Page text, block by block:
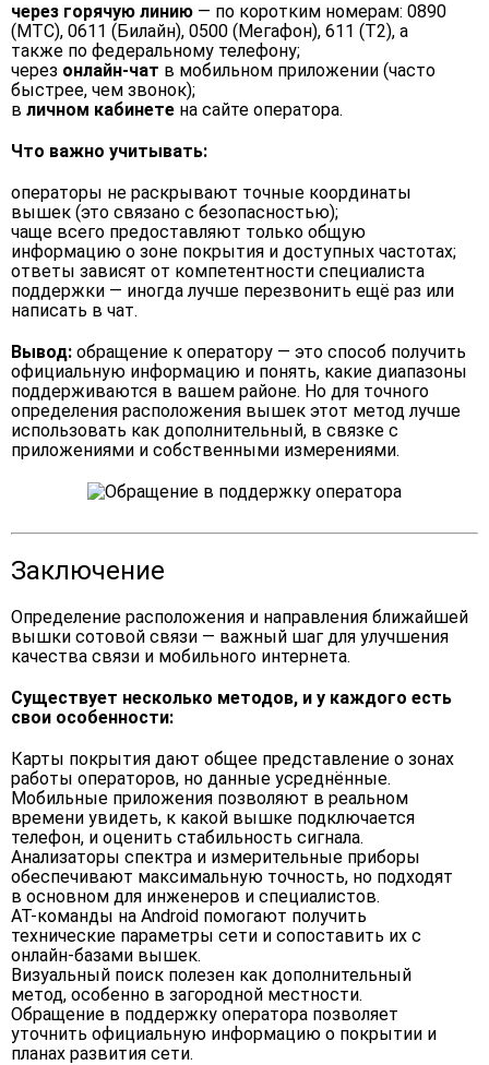
через горячую линию — по коротким номерам: 0890
(МТС), 0611 (Билайн), 0500 (Мегафон), 611 (Т2), а
также по федеральному телефону;
через онлайн-чат в мобильном приложении (часто
быстрее, чем звонок);
в личном кабинете на сайте оператора.
Что важно учитывать:
операторы не раскрывают точные координаты
вышек (это связано с безопасностью);
чаще всего предоставляют только общую
информацию о зоне покрытия и доступных частотах;
ответы зависят от компетентности специалиста
поддержки — иногда лучше перезвонить ещё раз или
написать в чат.
Вывод: обращение к оператору — это способ получить
официальную информацию и понять, какие диапазоны
поддерживаются в вашем районе. Но для точного
определения расположения вышек этот метод лучше
использовать как дополнительный, в связке с
приложениями и собственными измерениями.
Заключение
Определение расположения и направления ближайшей
вышки сотовой связи — важный шаг для улучшения
качества связи и мобильного интернета.
Существует несколько методов, и у каждого есть
свои особенности:
Карты покрытия дают общее представление о зонах
работы операторов, но данные усреднённые.
Мобильные приложения позволяют в реальном
времени увидеть, к какой вышке подключается
телефон, и оценить стабильность сигнала.
Анализаторы спектра и измерительные приборы
обеспечивают максимальную точность, но подходят
в основном для инженеров и специалистов.
AT-команды на Android помогают получить
технические параметры сети и сопоставить их с
онлайн-базами вышек.
Визуальный поиск полезен как дополнительный
метод, особенно в загородной местности.
Обращение в поддержку оператора позволяет
уточнить официальную информацию о покрытии и
планах развития сети.